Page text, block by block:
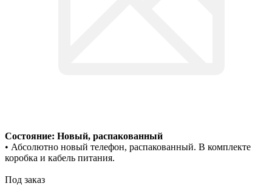
Состояние: Новый, распакованный
• Абсолютно новый телефон, распакованный. В комплекте
коробка и кабель питания.
Под заказ